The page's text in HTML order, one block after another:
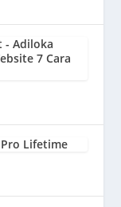
- Adiloka
7 Cara
Lifetime